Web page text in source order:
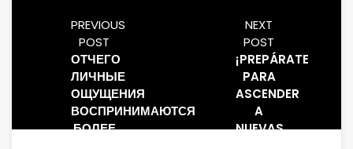
PREVIOUS
POST
ОТЧЕГО
ЛИЧНЫЕ
ОЩУЩЕНИЯ
ВОСПРИНИМАЮТСЯ
БОЛЕЕ
NEXT
POST
¡PREPÁRATE
PARA
ASCENDER
A
NUEVAS